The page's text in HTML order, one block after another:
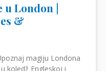
u London |
&
magiju Londona
koledž Engleskoj i